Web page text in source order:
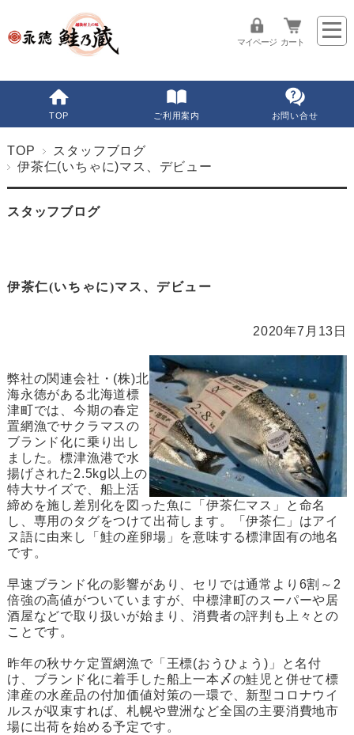
マイページ カート
TOP ご利用案内 お問い合せ
TOP
スタッフブログ
伊茶仁(いちゃに)マス、デビュー
スタッフブログ
伊茶仁(いちゃに)マス、デビュー
2020年7月13日
弊社の関連会社・(株)北
海永徳がある北海道標
津町では、今期の春定
置網漁でサクラマスの
ブランド化に乗り出し
ました。標津漁港で水
揚げされた2.5kg以上の
特大サイズで、船上活
締めを施し差別化を図った魚に「伊茶仁マス」と命名
し、専用のタグをつけて出荷します。「伊茶仁」はアイ
ヌ語に由来し「鮭の産卵場」を意味する標津固有の地名
です。
早速ブランド化の影響があり、セリでは通常より6割～2
倍強の高値がついていますが、中標津町のスーパーや居
酒屋などで取り扱いが始まり、消費者の評判も上々との
ことです。
昨年の秋サケ定置網漁で「王標(おうひょう)」と名付
け、ブランド化に着手した船上一本〆の鮭児と併せて標
津産の水産品の付加価値対策の一環で、新型コロナウイ
ルスが収束すれば、札幌や豊洲など全国の主要消費地市
場に出荷を始める予定です。